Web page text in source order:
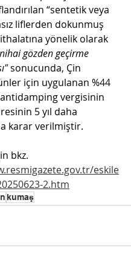
“sentetik veya
liflerden dokunmuş
ithalatına yönelik olarak
gözden geçirme
sonucunda, Çin
için uygulanan %44
vergisinin
5 yıl daha
karar verilmiştir.
bkz.
eskile
2.htm
kumaş